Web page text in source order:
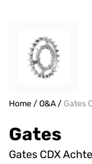
Home/O&A/ Gates
Gates
Gates CDX